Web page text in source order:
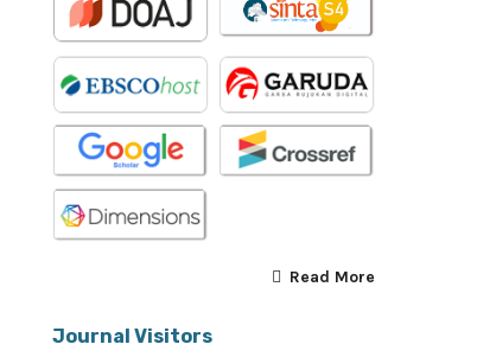
Read More
Journal Visitors